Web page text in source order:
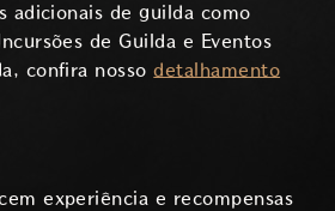
adicionais de guilda como
de Guilda e Eventos
confira nossodetalhamento
experiência e recompensas